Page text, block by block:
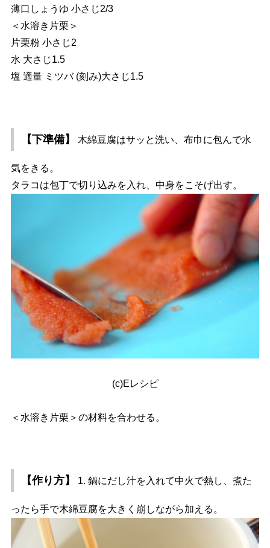
薄口しょうゆ 小さじ2/3
＜水溶き片栗＞
片栗粉 小さじ2
水 大さじ1.5
塩 適量 ミツバ (刻み)大さじ1.5
【下準備】 木綿豆腐はサッと洗い、布巾に包んで水
気をきる。
タラコは包丁で切り込みを入れ、中身をこそげ出す。
(c)Eレシピ
＜水溶き片栗＞の材料を合わせる。
【作り方】 1. 鍋にだし汁を入れて中火で熱し、煮た
ったら手で木綿豆腐を大きく崩しながら加える。